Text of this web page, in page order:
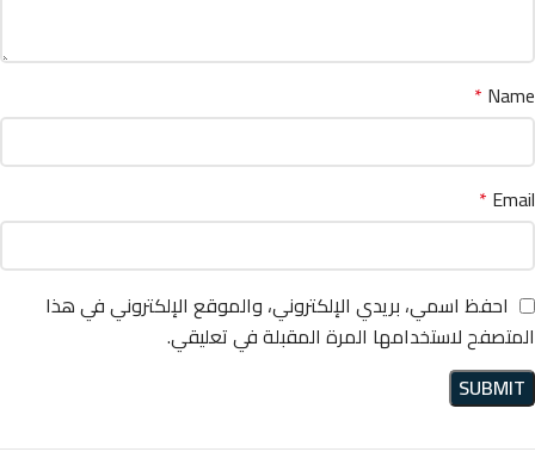
Name
*
Email
*
احفظ اسمي، بريدي الإلكتروني، والموقع الإلكتروني في هذا
المتصفح لاستخدامها المرة المقبلة في تعليقي.